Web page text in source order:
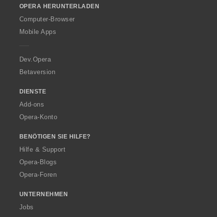
w
O
p
a
OPERA HERUNTERLADEN
Computer-Browser
Mobile Apps
Dev.Opera
Betaversion
DIENSTE
Add-ons
Opera-Konto
BENÖTIGEN SIE HILFE?
Hilfe & Support
Opera-Blogs
Opera-Foren
UNTERNEHMEN
Jobs